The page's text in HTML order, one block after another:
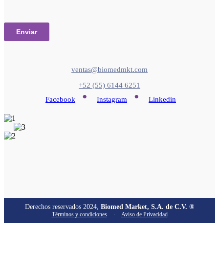
ventas@biomedmkt.com
+52 (55) 6144 6251
Facebook
• Instagram • Linkedin
Derechos reservados 2024, Biomed Market, S.A. de C.V. ®
Términos y condiciones · Aviso de Privacidad